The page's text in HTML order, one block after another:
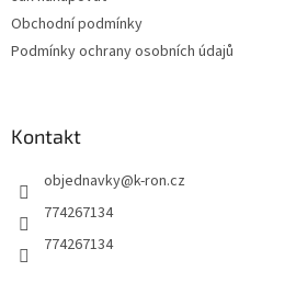
Obchodní podmínky
Podmínky ochrany osobních údajů
Kontakt
objednavky@k-ron.cz
774267134
774267134